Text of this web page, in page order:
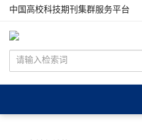
中国高校科技期刊集群服务平台